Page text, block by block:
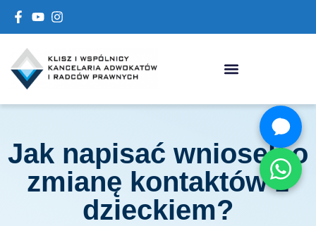
Jak napisać wniosek o
zmianę kontaktów z
dzieckiem?